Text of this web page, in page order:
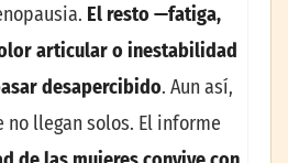
El resto —fatiga,
articular o inestabilidad
desapercibido. Aun así,
no llegan solos. El informe